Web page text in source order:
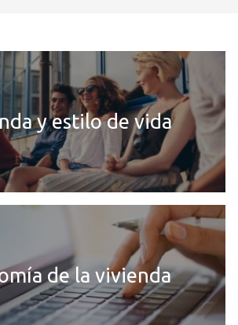
y estilo de vida
de la vivienda